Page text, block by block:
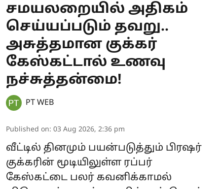
சமயலறையில் அதிகம்
செய்யப்படும் தவறு..
அசுத்தமான குக்கர்
கேஸ்கட்டால் உணவு
நச்சுத்தன்மை!
PT WEB
Published on: 03 Aug 2026, 2:36 pm
வீட்டில் தினமும் பயன்படுத்தும் பிரஷர்
குக்கரின் மூடியிலுள்ள ரப்பர்
கேஸ்கட்டை பலர் கவனிக்காமல்